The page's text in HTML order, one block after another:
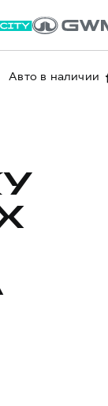
Авто в наличии